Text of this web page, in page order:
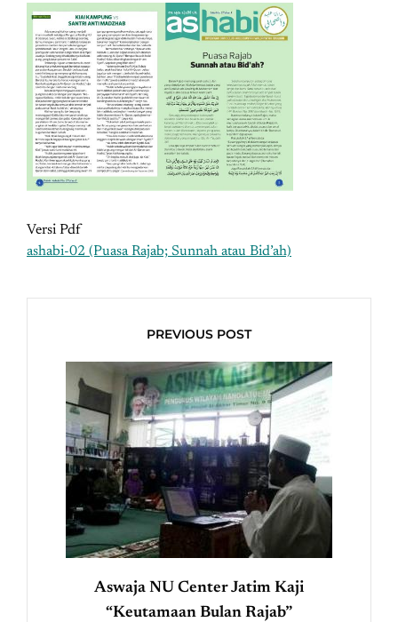
Versi Pdf
ashabi-02 (Puasa Rajab; Sunnah atau Bid’ah)
PREVIOUS POST
Aswaja NU Center Jatim Kaji
“Keutamaan Bulan Rajab”